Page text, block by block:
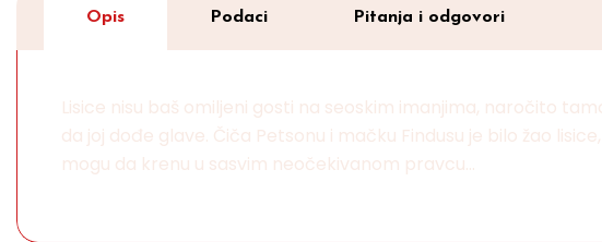
Opis Podaci Pitanja i odgovori
Lisice nisu baš omiljeni gosti na seoskim imanjima, naročito
da joj dođe glave. Čiča Petsonu i mačku Findusu je bilo žao
mogu da krenu u sasvim neočekivanom pravcu...